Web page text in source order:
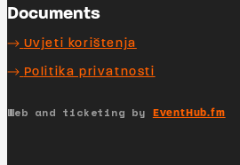
Documents
Uvjeti korištenja
Politika privatnosti
Web and ticketing by EventHub.fm